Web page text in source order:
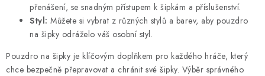
přenášení, se snadným přístupem k šipkám a příslušenství.
Styl: Můžete si vybrat z různých stylů a barev, aby pouzdro
na šipky odráželo váš osobní styl.
Pouzdro na šipky je klíčovým doplňkem pro každého hráče, který
chce bezpečně přepravovat a chránit své šipky. Výběr správného